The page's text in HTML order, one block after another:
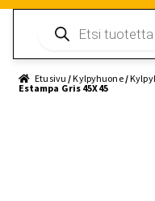
search
Etusivu /Kylpyhuone/
Estampa Gris 45X45